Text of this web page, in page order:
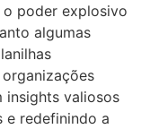
o poder explosivo
algumas
insights valiosos
e redefinindo a